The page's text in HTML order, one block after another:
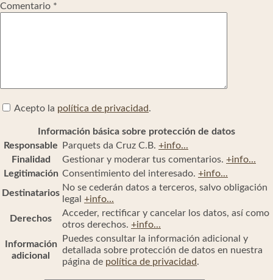
Comentario *
Acepto la política de privacidad.
Información básica sobre protección de datos
Responsable
Parquets da Cruz C.B. +info...
Finalidad
Gestionar y moderar tus comentarios. +info...
Legitimación Consentimiento del interesado. +info...
Destinatarios
No se cederán datos a terceros, salvo obligación
legal +info...
Derechos
Acceder, rectificar y cancelar los datos, así como
otros derechos. +info...
Información
adicional
Puedes consultar la información adicional y
detallada sobre protección de datos en nuestra
página de política de privacidad.